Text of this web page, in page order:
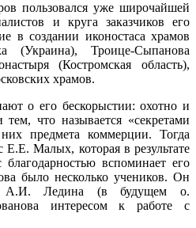
пользовался уже широчайшей
и круга заказчиков его
в создании иконостаса храмов
(Украина), Троице-Сыпанова
(Костромская область),
храмов.
о его бескорыстии: охотно и
что называется «секретами
предмета коммерции. Тогда
Е.Е. Малых, которая в результате
вспоминает его
было несколько учеников. Он
А.И. Ледина (в будущем о.
интересом к работе с